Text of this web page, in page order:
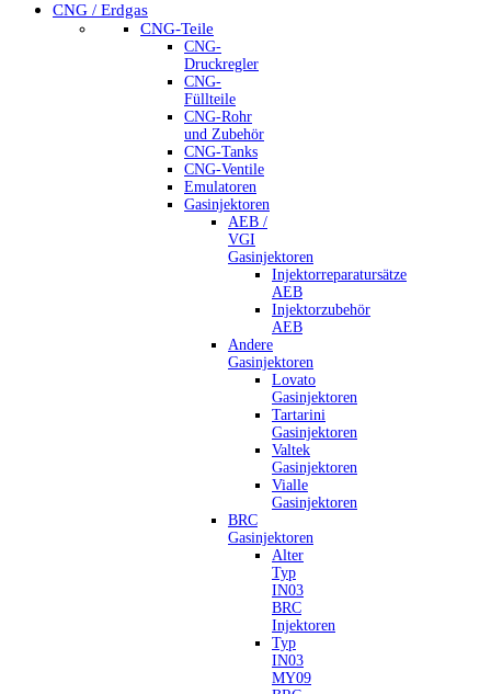
CNG / Erdgas
CNG-Teile
CNG-
Druckregler
CNG-
Füllteile
CNG-Rohr
und Zubehör
CNG-Tanks
CNG-Ventile
Emulatoren
Gasinjektoren
AEB /
VGI
Gasinjektoren
Injektorreparatursätze
AEB
Injektorzubehör
AEB
Andere
Gasinjektoren
Lovato
Gasinjektoren
Tartarini
Gasinjektoren
Valtek
Gasinjektoren
Vialle
Gasinjektoren
BRC
Gasinjektoren
Alter
Typ
IN03
BRC
Injektoren
Typ
IN03
MY09